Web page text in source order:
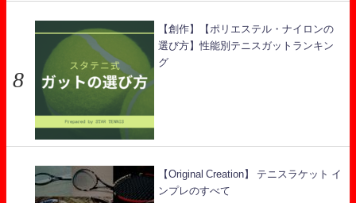
【創作】【ポリエステル・ナイロンの
選び方】性能別テニスガットランキン
グ
【Original Creation】 テニスラケット イ
ンプレのすべて